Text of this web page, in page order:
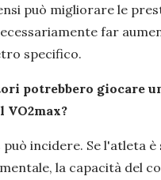
può migliorare le
far
specifico.
potrebbero giocare
VO2max?
può incidere. Se l'atleta
la capacità del